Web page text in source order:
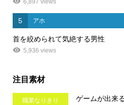
6,897 views
5 アホ
首を絞められて気絶する男性
5,936 views
注目素材
職業なりきり
ゲームが出来